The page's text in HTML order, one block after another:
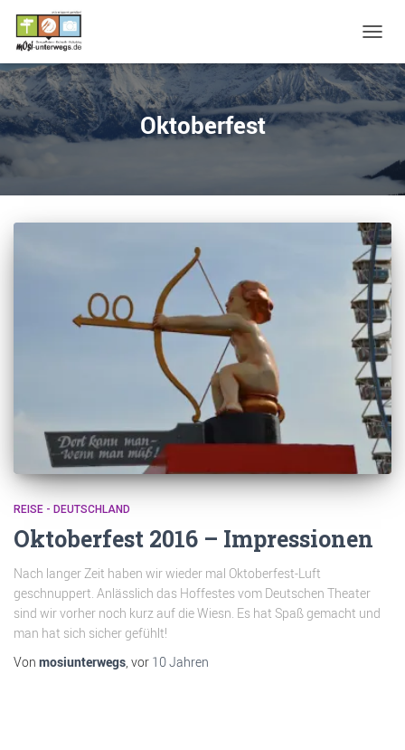
Oktoberfest
REISE - DEUTSCHLAND
Oktoberfest 2016 – Impressionen
Nach langer Zeit haben wir wieder mal Oktoberfest-Luft
geschnuppert. Anlässlich das Hoffestes vom Deutschen Theater
sind wir vorher noch kurz auf die Wiesn. Es hat Spaß gemacht und
man hat sich sicher gefühlt!
Von mosiunterwegs, vor 10 Jahren